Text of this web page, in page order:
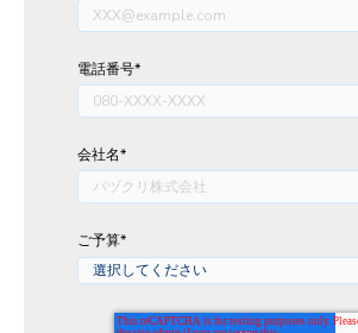
電話番号*
会社名*
ご予算*